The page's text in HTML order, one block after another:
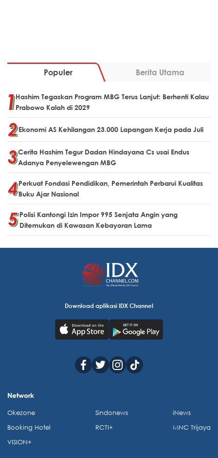
Populer Berita Utama
Hashim Tegaskan Program MBG Terus Lanjut: Berhenti Kalau
Prabowo Kalah di 2029
Ekonomi AS Kehilangan 23.000 Lapangan Kerja pada Juli
Cerita Hashim Tegur Dadan Hindayana Cs usai Endus
Adanya Penyelewengan MBG
Perkuat Fondasi Pendidikan, Pemerintah Perbarui Kualitas
Buku Ajar Nasional
Polisi Kantongi Izin Impor 995 Senjata Angin yang
Ditemukan di Kawasan Kebayoran Lama
Download aplikasi IDX Channel
Network
Okezone
Booking Hotel
VISION+
Sindonews
RCTI+
iNews
MNC Trijaya